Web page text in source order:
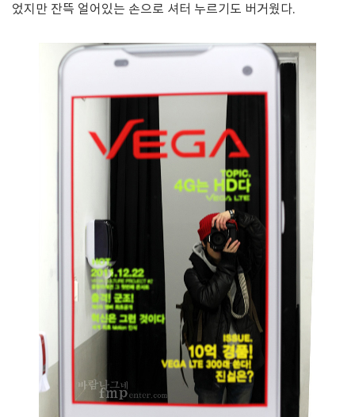
었지만 잔뜩 얼어있는 손으로 셔터 누르기도 버거웠다.